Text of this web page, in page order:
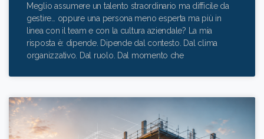
Meglio assumere un talento straordinario ma difficile da
gestire… oppure una persona meno esperta ma più in
linea con il team e con la cultura aziendale? La mia
risposta è: dipende. Dipende dal contesto. Dal clima
organizzativo. Dal ruolo. Dal momento che